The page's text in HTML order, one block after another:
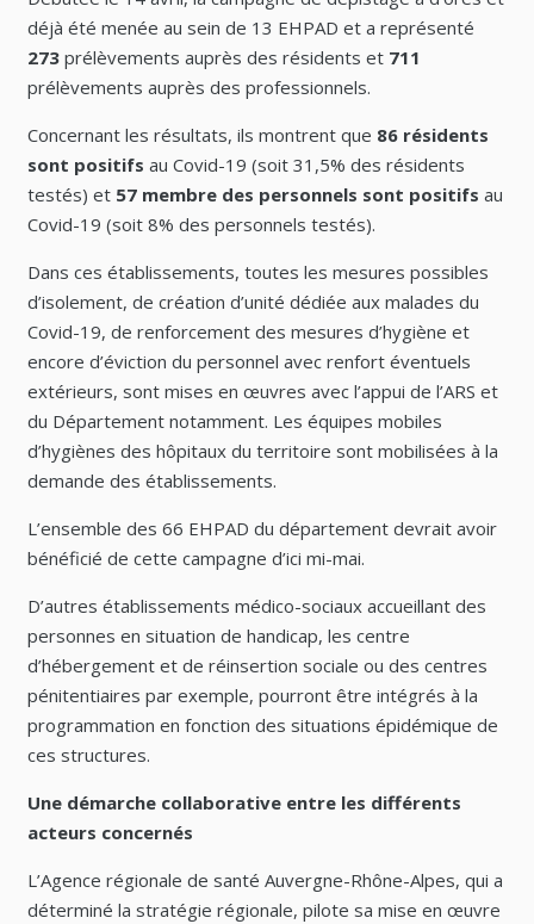
déjà été menée au sein de 13 EHPAD et a représenté
273prélèvements auprès des résidents et 711
prélèvements auprès des professionnels.
Concernant les résultats, ils montrent que 86 résidents
sont positifs au Covid-19 (soit 31,5% des résidents
testés) et 57 membre des personnels sont positifs au
Covid-19 (soit 8% des personnels testés).
Dans ces établissements, toutes les mesures possibles
d’isolement, de création d’unité dédiée aux malades du
Covid-19, de renforcement des mesures d’hygiène et
encore d’éviction du personnel avec renfort éventuels
extérieurs, sont mises en œuvres avec l’appui de l’ARS et
du Département notamment. Les équipes mobiles
d’hygiènes des hôpitaux du territoire sont mobilisées à la
demande des établissements.
L’ensemble des 66 EHPAD du département devrait avoir
bénéficié de cette campagne d’ici mi-mai.
D’autres établissements médico-sociaux accueillant des
personnes en situation de handicap, les centre
d’hébergement et de réinsertion sociale ou des centres
pénitentiaires par exemple, pourront être intégrés à la
programmation en fonction des situations épidémique de
ces structures.
Une démarche collaborative entre les différents
acteurs concernés
L’Agence régionale de santé Auvergne-Rhône-Alpes, qui a
déterminé la stratégie régionale, pilote sa mise en œuvre